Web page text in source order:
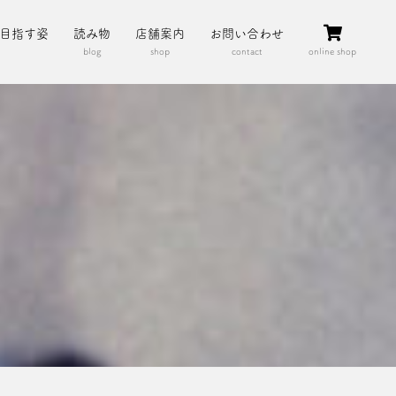
指す姿 読み物
blog
店舗案内
shop
お問い合わせ
contact online shop